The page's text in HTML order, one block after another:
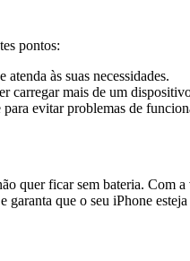
pontos:
às suas necessidades.
carregar mais de um
evitar problemas de
quer ficar sem bateria. Com
que o seu iPhone